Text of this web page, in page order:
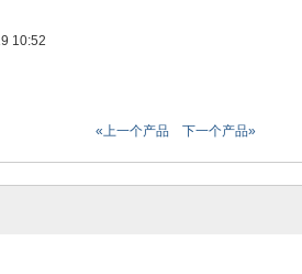
10:52
«上一个产品 下一个产品»